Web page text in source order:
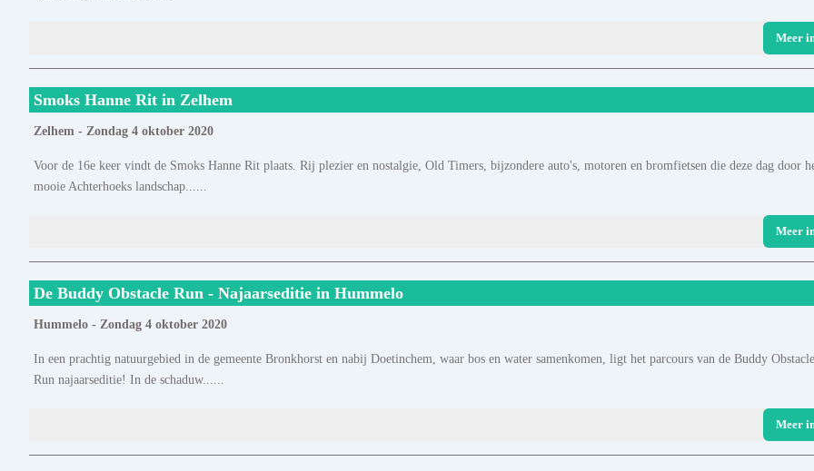
Meer
Smoks Hanne Rit in Zelhem
Zelhem - Zondag 4 oktober 2020
Voor de 16e keer vindt de Smoks Hanne Rit plaats. Rij plezier en nostalgie, Old Timers, bijzondere auto's, motoren en bromfietsen die deze dag door
mooie Achterhoeks landschap......
Meer
De Buddy Obstacle Run - Najaarseditie in Hummelo
Hummelo - Zondag 4 oktober 2020
In een prachtig natuurgebied in de gemeente Bronkhorst en nabij Doetinchem, waar bos en water samenkomen, ligt het parcours van de Buddy Obstacle
Run najaarseditie! In de schaduw......
Meer